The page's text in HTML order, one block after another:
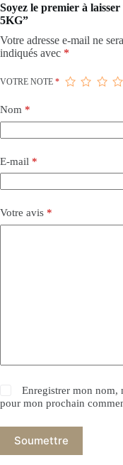
Soyez le premier à
5KG”
Votre adresse e-mail ne
indiqués avec *
VOTRE NOTE *
Nom *
E-mail *
Votre avis *
Enregistrer mon nom,
pour mon prochain
Soumettre